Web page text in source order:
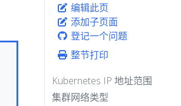
编辑此页
添加子页面
登记一个问题
整节打印
Kubernetes IP 地址范围
集群网络类型